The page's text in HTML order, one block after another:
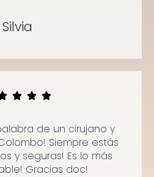
Silvia
de un cirujano y
Siempre estás
y seguras! Es lo más
Gracias doc!